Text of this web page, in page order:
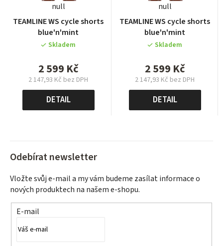
null
TEAMLINE WS cycle shorts
blue'n'mint
Skladem
2 599 Kč
2 147,93 Kč bez DPH
Měrná
cena:
DETAIL
null
TEAMLINE WS cycle shorts
blue'n'mint
Skladem
2 599 Kč
2 147,93 Kč bez DPH
Měrná
cena:
DETAIL
Odebírat newsletter
Vložte svůj e-mail a my vám budeme zasílat informace o
nových produktech na našem e-shopu.
E-mail